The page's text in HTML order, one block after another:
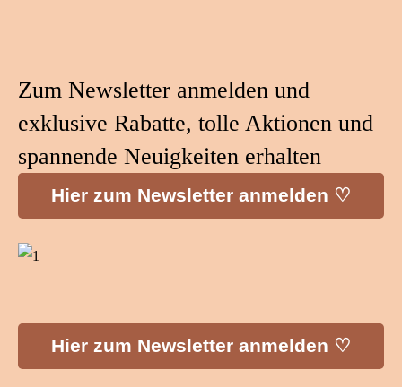
Zum Newsletter anmelden und
exklusive Rabatte, tolle Aktionen und
spannende Neuigkeiten erhalten
Hier zum Newsletter anmelden ♡
Hier zum Newsletter anmelden ♡